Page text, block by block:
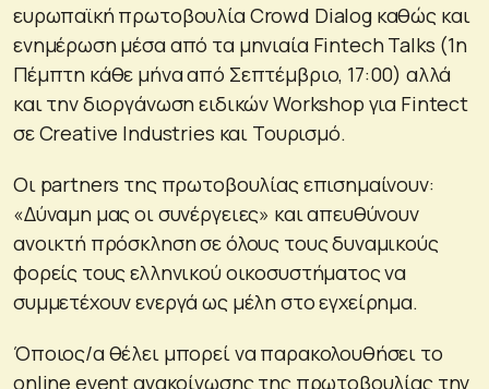
ευρωπαϊκή πρωτοβουλία Crowd Dialog καθώς και
ενημέρωση μέσα από τα μηνιαία Fintech Talks (1η
Πέμπτη κάθε μήνα από Σεπτέμβριο, 17:00) αλλά
και την διοργάνωση ειδικών Workshop για Fintect
σε Creative Industries και Τουρισμό.
Οι partners της πρωτοβουλίας επισημαίνουν:
«Δύναμη μας οι συνέργειες» και απευθύνουν
ανοικτή πρόσκληση σε όλους τους δυναμικούς
φορείς τους ελληνικού οικοσυστήματος να
συμμετέχουν ενεργά ως μέλη στο εγχείρημα.
Όποιος/α θέλει μπορεί να παρακολουθήσει το
online event ανακοίνωσης της πρωτοβουλίας την